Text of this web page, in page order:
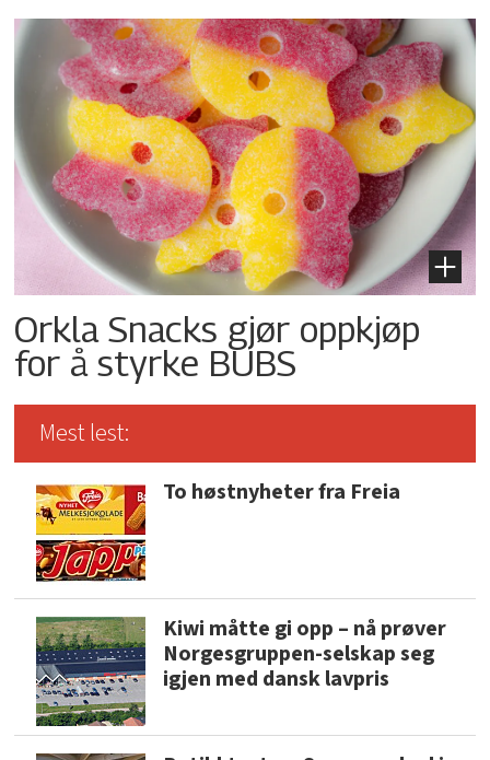
Orkla Snacks gjør oppkjøp
for å styrke BUBS
Mest lest:
To høstnyheter fra Freia
Kiwi måtte gi opp – nå prøver
Norgesgruppen-selskap seg
igjen med dansk lavpris